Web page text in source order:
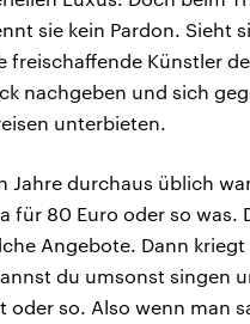
sie kein Pardon. Sieht
freischaffende Künstler
nachgeben und sich
unterbieten.
Jahre durchaus üblich
für 80 Euro oder so was.
Angebote. Dann
du umsonst singen
oder so. Also wenn man